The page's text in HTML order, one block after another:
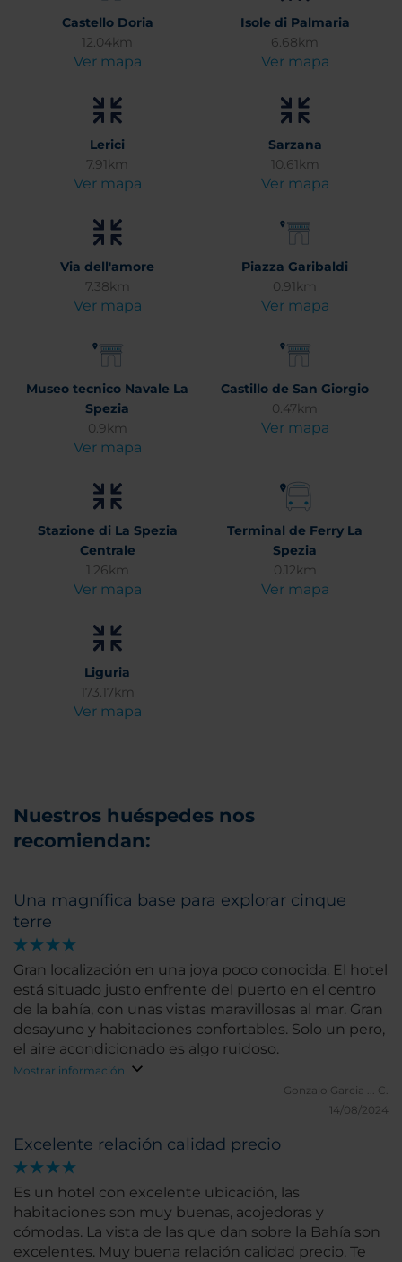
Castello Doria
12.04km
Ver mapa
Isole di Palmaria
6.68km
Ver mapa
Lerici
7.91km
Ver mapa
Sarzana
10.61km
Ver mapa
Via dell'amore
7.38km
Ver mapa
Piazza Garibaldi
0.91km
Ver mapa
Museo tecnico Navale La
Spezia
0.9km
Ver mapa
Castillo de San Giorgio
0.47km
Ver mapa
Stazione di La Spezia
Centrale
1.26km
Ver mapa
Terminal de Ferry La
Spezia
0.12km
Ver mapa
Liguria
173.17km
Ver mapa
Nuestros huéspedes nos
recomiendan:
Una magnífica base para explorar cinque
terre
Gran localización en una joya poco conocida. El hotel
está situado justo enfrente del puerto en el centro
de la bahía, con unas vistas maravillosas al mar. Gran
desayuno y habitaciones confortables. Solo un pero,
el aire acondicionado es algo ruidoso.
Mostrar información
Gonzalo Garcia ... C.
14/08/2024
Excelente relación calidad precio
Es un hotel con excelente ubicación, las
habitaciones son muy buenas, acojedoras y
cómodas. La vista de las que dan sobre la Bahía son
excelentes. Muy buena relación calidad precio. Te